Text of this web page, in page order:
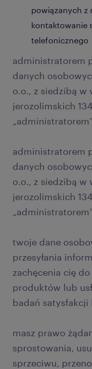
powiązanych z
kontaktowanie
telefonicznego
administratorem
danych
o.o., z siedzibą w
jerozolimskich
administratorem
danych
o.o., z siedzibą w
jerozolimskich
twoje dane
przesyłania
zachęcenia cię
produktów lub
badań satysfakcji
masz prawo
sprostowania,
sprzeciwu,